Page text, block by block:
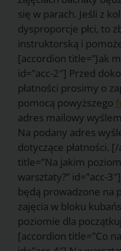
się w parach. Jeśli z
dysproporcje płci, to
instruktorską i
[accordion title=”Jak
id=”acc-2″] Przed
płatności prosimy o
pomocą powyższego
adres mailowy
Na podany adres
dotyczące płatności.
title=”Na jakim
warsztaty?” id=”acc-
będą prowadzone na
zajęcia w bloku
poziomie dla
[accordion title=”Co